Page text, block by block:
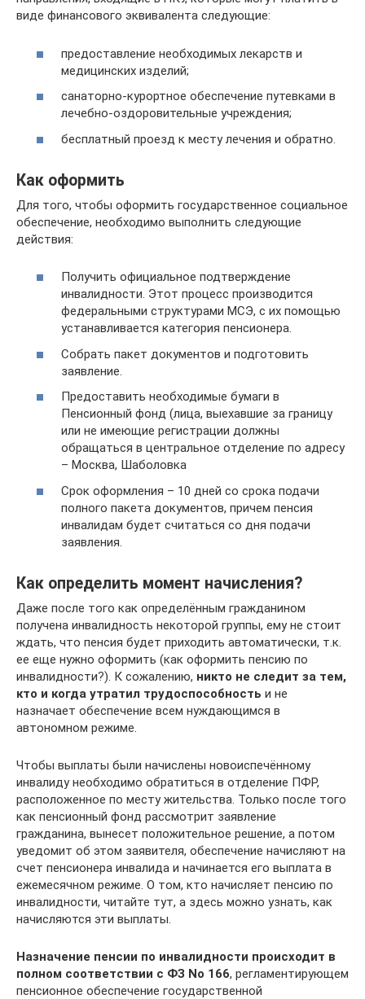
виде финансового эквивалента следующие:
предоставление необходимых лекарств и
медицинских изделий;
санаторно-курортное обеспечение путевками в
лечебно-оздоровительные учреждения;
бесплатный проезд к месту лечения и обратно.
Как оформить
Для того, чтобы оформить государственное социальное
обеспечение, необходимо выполнить следующие
действия:
Получить официальное подтверждение
инвалидности. Этот процесс производится
федеральными структурами МСЭ, с их помощью
устанавливается категория пенсионера.
Собрать пакет документов и подготовить
заявление.
Предоставить необходимые бумаги в
Пенсионный фонд (лица, выехавшие за границу
или не имеющие регистрации должны
обращаться в центральное отделение по адресу
– Москва, Шаболовка
Срок оформления – 10 дней со срока подачи
полного пакета документов, причем пенсия
инвалидам будет считаться со дня подачи
заявления.
Как определить момент начисления?
Даже после того как определённым гражданином
получена инвалидность некоторой группы, ему не стоит
ждать, что пенсия будет приходить автоматически, т.к.
ее еще нужно оформить (как оформить пенсию по
инвалидности?). К сожалению, никто не следит за тем,
кто и когда утратил трудоспособность и не
назначает обеспечение всем нуждающимся в
автономном режиме.
Чтобы выплаты были начислены новоиспечённому
инвалиду необходимо обратиться в отделение ПФР,
расположенное по месту жительства. Только после того
как пенсионный фонд рассмотрит заявление
гражданина, вынесет положительное решение, а потом
уведомит об этом заявителя, обеспечение начисляют на
счет пенсионера инвалида и начинается его выплата в
ежемесячном режиме. О том, кто начисляет пенсию по
инвалидности, читайте тут, а здесь можно узнать, как
начисляются эти выплаты.
Назначение пенсии по инвалидности происходит в
полном соответствии с ФЗ No 166, регламентирующем
пенсионное обеспечение государственной